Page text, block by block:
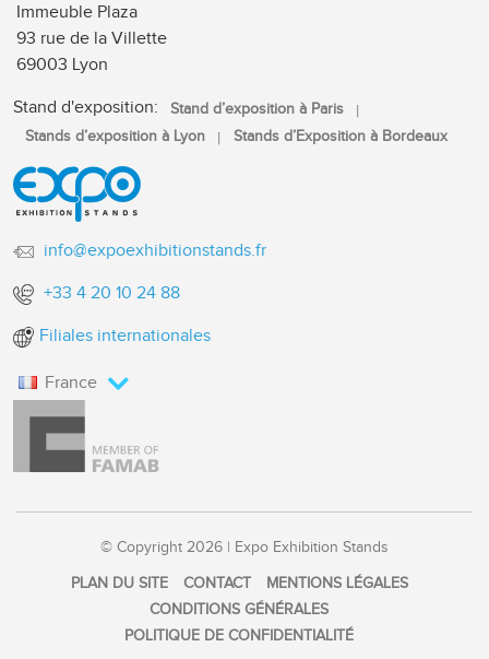
Immeuble Plaza
93 rue de la Villette
69003 Lyon
Stand d'exposition:
Stand d’exposition à Paris
Stands d’exposition à Lyon
Stands d’Exposition à Bordeaux
info@expoexhibitionstands.fr
+33 4 20 10 24 88
Filiales internationales
France
© Copyright 2026 | Expo Exhibition Stands
PLAN DU SITE CONTACT
MENTIONS LÉGALES
CONDITIONS GÉNÉRALES
POLITIQUE DE CONFIDENTIALITÉ